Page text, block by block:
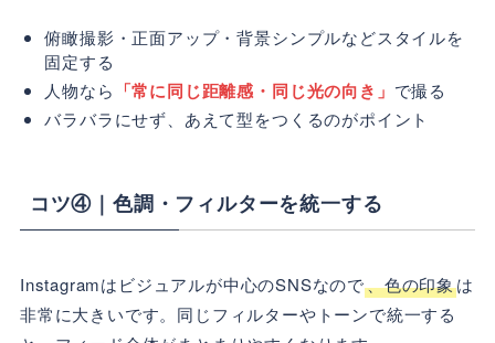
俯瞰撮影・正面アップ・背景シンプルなどスタイルを
固定する
人物なら 「常に同じ距離感・同じ光の向き」 で撮る
バラバラにせず、あえて型をつくるのがポイント
コツ④｜色調・フィルターを統一する
Instagramはビジュアルが中心のSNSなので、色の印象は
非常に大きいです。同じフィルターやトーンで統一する